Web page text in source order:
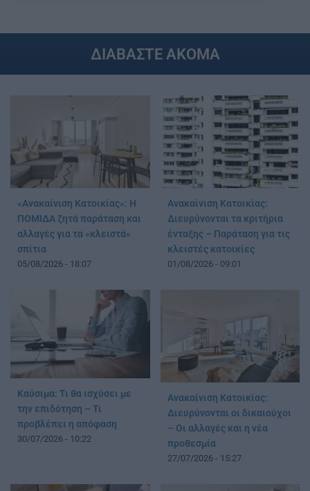
ΔΙΑΒΑΣΤΕ ΑΚΟΜΑ
«Ανακαίνιση Κατοικίας»: Η
ΠΟΜΙΔΑ ζητά παράταση και
αλλαγές για τα «κλειστά»
σπίτια
05/08/2026 - 18:07
Ανακαίνιση Κατοικίας:
Διευρύνονται τα κριτήρια
ένταξης – Παράταση για τις
κλειστές κατοικίες
01/08/2026 - 09:01
Καύσιμα: Τι θα ισχύσει με
την επιδότηση – Τι
προβλέπει η απόφαση
30/07/2026 - 10:22
Ανακαίνιση Κατοικίας:
Διευρύνονται οι δικαιούχοι
– Οι αλλαγές και η νέα
προθεσμία
27/07/2026 - 15:27